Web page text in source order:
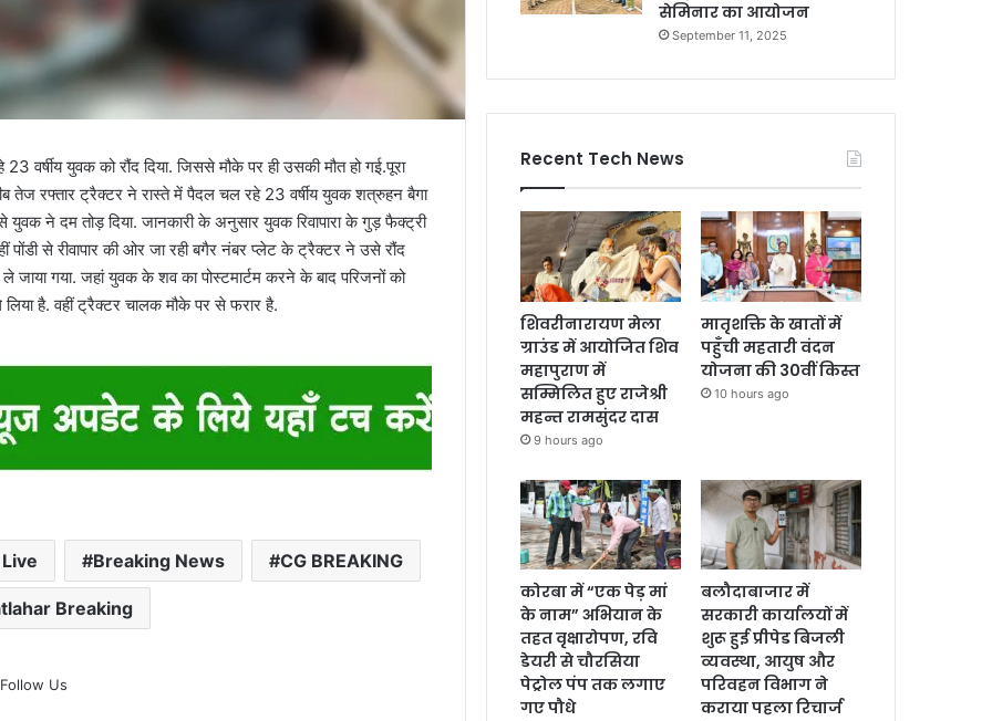
वर्षीय युवक को रौंद दिया. जिससे मौके पर ही उसकी मौत हो गई.पूरा
तेज रफ्तार ट्रैक्टर ने रास्ते में पैदल चल रहे 23 वर्षीय युवक शत्रुहन बैगा
ने दम तोड़ दिया. जानकारी के अनुसार युवक रिवापारा के गुड़ फैक्ट्री
पोंडी से रीवापार की ओर जा रही बगैर नंबर प्लेट के ट्रैक्टर ने उसे रौंद
जाया गया. जहां युवक के शव का पोस्टमार्टम करने के बाद परिजनों को
है. वहीं ट्रैक्टर चालक मौके पर से फरार है.
Breaking News CG BREAKING
Breaking
Follow Us
सेमिनार का आयोजन
September 11, 2025
Recent Tech News
शिवरीनारायण मेला
ग्राउंड में आयोजित शिव
महापुराण में
सम्मिलित हुए राजेश्री
महन्त रामसुंदर दास
9 hours ago
मातृशक्ति के खातों में
पहुँची महतारी वंदन
योजना की 30वीं किस्त
10 hours ago
कोरबा में “एक पेड़ मां
के नाम” अभियान के
तहत वृक्षारोपण, रवि
डेयरी से चौरसिया
पेट्रोल पंप तक लगाए
गए पौधे
बलौदाबाजार में
सरकारी कार्यालयों में
शुरू हुई प्रीपेड बिजली
व्यवस्था, आयुष और
परिवहन विभाग ने
कराया पहला रिचार्ज